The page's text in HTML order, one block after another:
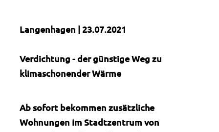
Langenhagen | 23.07.2021
Verdichtung - der günstige Weg zu
klimaschonender Wärme
Ab sofort bekommen zusätzliche
Wohnungen im Stadtzentrum von